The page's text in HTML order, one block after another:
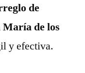
de
María de los
y efectiva.